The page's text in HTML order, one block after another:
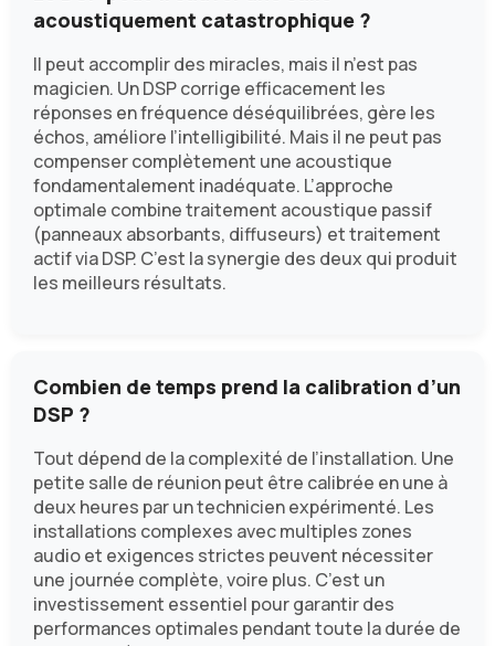
acoustiquement catastrophique ?
Il peut accomplir des miracles, mais il n’est pas
magicien. Un DSP corrige efficacement les
réponses en fréquence déséquilibrées, gère les
échos, améliore l’intelligibilité. Mais il ne peut pas
compenser complètement une acoustique
fondamentalement inadéquate. L’approche
optimale combine traitement acoustique passif
(panneaux absorbants, diffuseurs) et traitement
actif via DSP. C’est la synergie des deux qui produit
les meilleurs résultats.
Combien de temps prend la calibration d’un
DSP ?
Tout dépend de la complexité de l’installation. Une
petite salle de réunion peut être calibrée en une à
deux heures par un technicien expérimenté. Les
installations complexes avec multiples zones
audio et exigences strictes peuvent nécessiter
une journée complète, voire plus. C’est un
investissement essentiel pour garantir des
performances optimales pendant toute la durée de